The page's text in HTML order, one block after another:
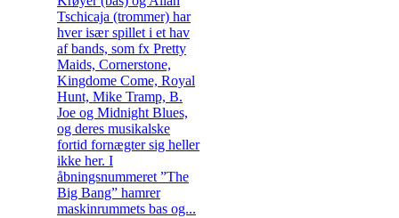
Tschicaja (trommer) har
hver især spillet i et hav
af bands, som fx Pretty
Maids, Cornerstone,
Kingdome Come, Royal
Hunt, Mike Tramp, B.
Joe og Midnight Blues,
og deres musikalske
fortid fornægter sig heller
ikke her. I
åbningsnummeret ”The
Big Bang” hamrer
maskinrummets bas og...